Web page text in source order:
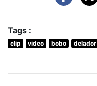
Tags :
clip video bobo delador